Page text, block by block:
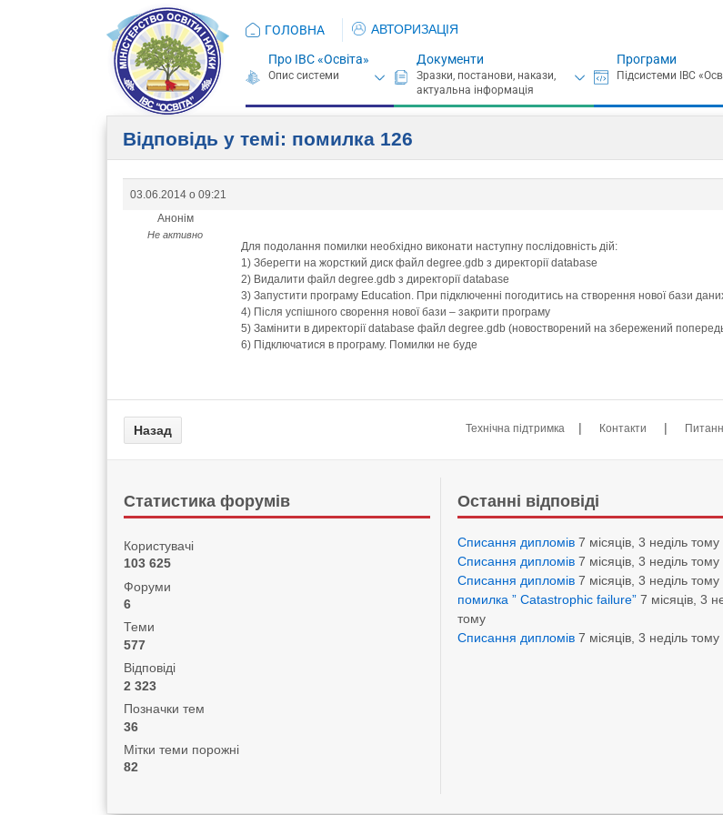
ГОЛОВНА АВТОРИЗАЦІЯ
Про ІВС «Освіта» Документи Програми
Відповідь у темі: помилка 126
03.06.2014 о 09:21
Анонім
Не активно
Для подолання помилки необхідно виконати наступну послідовність дій:
1) Зберегти на жорсткий диск файл degree.gdb з директорії database
2) Видалити файл degree.gdb з директорії database
3) Запустити програму Education. При підключенні погодитись на створення нової бази
4) Після успішного сворення нової бази – закрити програму
5) Замінити в директорії database файл degree.gdb (новостворений на збережений
6) Підключатися в програму. Помилки не буде
Технічна підтримка | Контакти |
Статистика форумів
Користувачі
103 625
Форуми
6
Теми
577
Відповіді
2 323
Позначки тем
36
Мітки теми порожні
82
Останні відповіді
Списання дипломів 7 місяців, 3 неділь тому
Списання дипломів 7 місяців, 3 неділь тому
Списання дипломів 7 місяців, 3 неділь тому
помилка ” Catastrophic failure” 7 місяців, 3
тому
Списання дипломів 7 місяців, 3 неділь тому